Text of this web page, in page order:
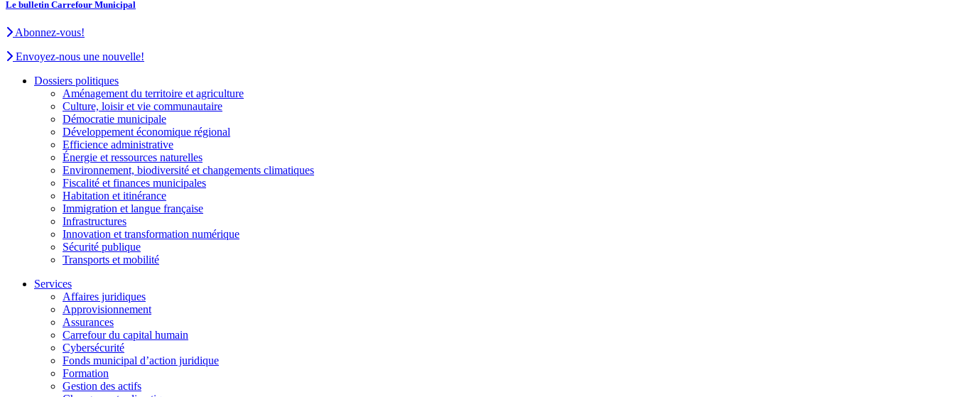
Le bulletin Carrefour Municipal
Abonnez-vous!
Envoyez-nous une nouvelle!
Dossiers politiques
Aménagement du territoire et agriculture
Culture, loisir et vie communautaire
Démocratie municipale
Développement économique régional
Efficience administrative
Énergie et ressources naturelles
Environnement, biodiversité et changements climatiques
Fiscalité et finances municipales
Habitation et itinérance
Immigration et langue française
Infrastructures
Innovation et transformation numérique
Sécurité publique
Transports et mobilité
Services
Affaires juridiques
Approvisionnement
Assurances
Carrefour du capital humain
Cybersécurité
Fonds municipal d’action juridique
Formation
Gestion des actifs